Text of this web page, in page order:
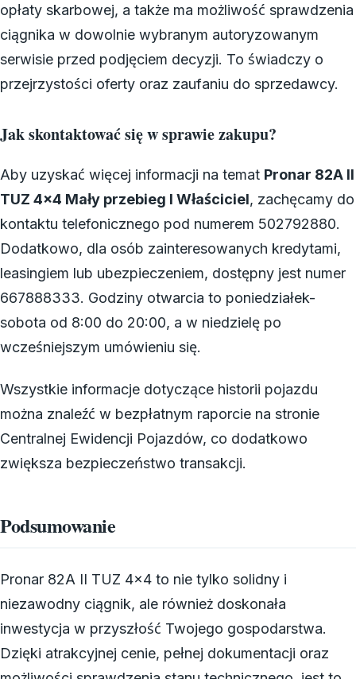
opłaty skarbowej, a także ma możliwość sprawdzenia
ciągnika w dowolnie wybranym autoryzowanym
serwisie przed podjęciem decyzji. To świadczy o
przejrzystości oferty oraz zaufaniu do sprzedawcy.
Jak skontaktować się w sprawie zakupu?
Aby uzyskać więcej informacji na temat Pronar 82A II
TUZ 4×4 Mały przebieg I Właściciel, zachęcamy do
kontaktu telefonicznego pod numerem 502792880.
Dodatkowo, dla osób zainteresowanych kredytami,
leasingiem lub ubezpieczeniem, dostępny jest numer
667888333. Godziny otwarcia to poniedziałek-
sobota od 8:00 do 20:00, a w niedzielę po
wcześniejszym umówieniu się.
Wszystkie informacje dotyczące historii pojazdu
można znaleźć w bezpłatnym raporcie na stronie
Centralnej Ewidencji Pojazdów, co dodatkowo
zwiększa bezpieczeństwo transakcji.
Podsumowanie
Pronar 82A II TUZ 4×4 to nie tylko solidny i
niezawodny ciągnik, ale również doskonała
inwestycja w przyszłość Twojego gospodarstwa.
Dzięki atrakcyjnej cenie, pełnej dokumentacji oraz